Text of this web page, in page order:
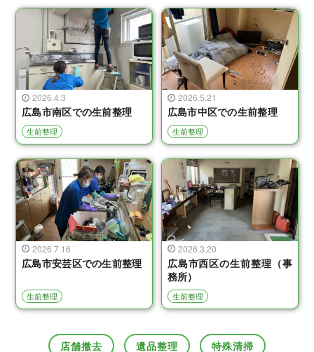
2026.4.3
広島市南区での生前整理
生前整理
2026.5.21
広島市中区での生前整理
生前整理
2026.7.16
広島市安芸区での生前整理
生前整理
2026.3.20
広島市西区の生前整理（事
務所）
生前整理
店舗撤去 遺品整理 特殊清掃